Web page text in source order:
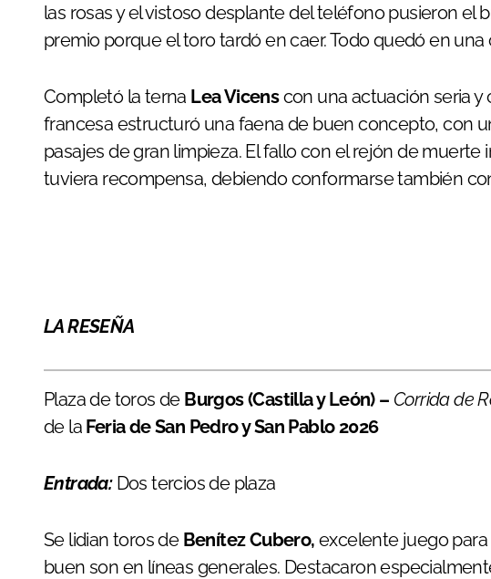
las rosas y el vistoso desplante del teléfono pusieron el
premio porque el toro tardó en caer. Todo quedó en una
Completó la terna Lea Vicenscon una actuación seria y
francesa estructuró una faena de buen concepto, con
pasajes de gran limpieza. El fallo con el rejón de
tuviera recompensa, debiendo conformarse también
LA RESEÑA
Plaza de toros deBurgos (Castilla y León) – Corrida de
de la Feria de San Pedro y San Pablo 2026
Entrada: Dos tercios de plaza
Se lidian toros de Benítez Cubero, excelente juego
buen son en líneas generales. Destacaron